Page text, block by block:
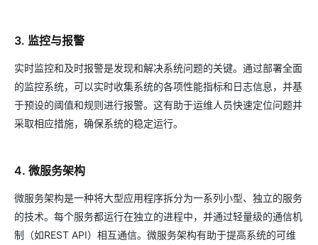
3. 监控与报警
实时监控和及时报警是发现和解决系统问题的关键。通过部署全面
的监控系统，可以实时收集系统的各项性能指标和日志信息，并基
于预设的阈值和规则进行报警。这有助于运维人员快速定位问题并
采取相应措施，确保系统的稳定运行。
4. 微服务架构
微服务架构是一种将大型应用程序拆分为一系列小型、独立的服务
的技术。每个服务都运行在独立的进程中，并通过轻量级的通信机
制（如REST API）相互通信。微服务架构有助于提高系统的可维